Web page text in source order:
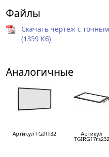
Файлы
Скачать чертеж с
(1359 Кб)
Аналогичные
Артикул TGIRT32 Артикул
TGIRG17rs232